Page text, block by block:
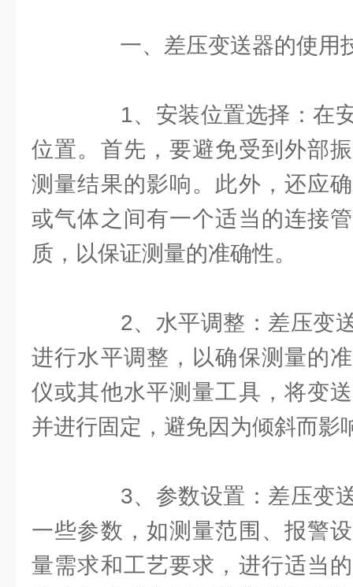
一、差压变送器的使用
1、安装位置选择：在安
位置。首先，要避免受到外部
测量结果的影响。此外，还应
或气体之间有一个适当的连接
质，以保证测量的准确性。
2、水平调整：差压变送
进行水平调整，以确保测量的
仪或其他水平测量工具，将变
并进行固定，避免因为倾斜而影
3、参数设置：差压变送
一些参数，如测量范围、报警
量需求和工艺要求，进行适当